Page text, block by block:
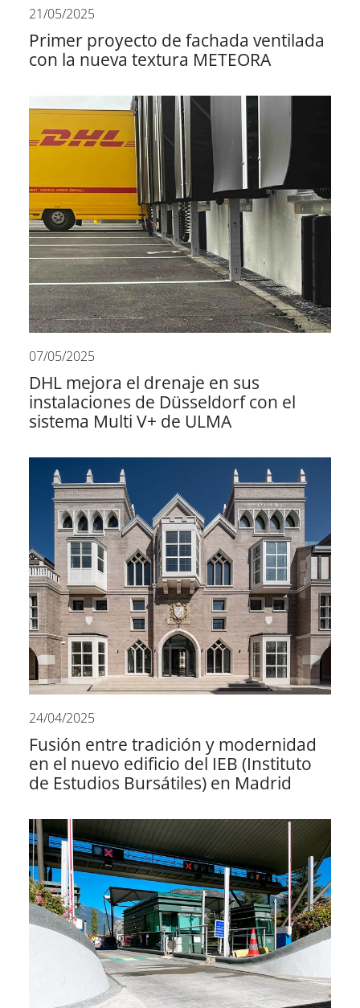
21/05/2025
Primer proyecto de fachada ventilada
con la nueva textura METEORA
07/05/2025
DHL mejora el drenaje en sus
instalaciones de Düsseldorf con el
sistema Multi V+ de ULMA
24/04/2025
Fusión entre tradición y modernidad
en el nuevo edificio del IEB (Instituto
de Estudios Bursátiles) en Madrid